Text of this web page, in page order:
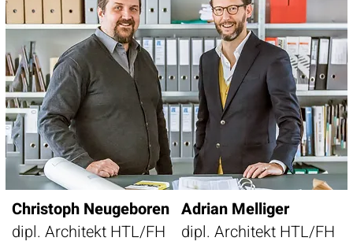
Christoph Neugeboren
dipl. Architekt HTL/FH
Adrian Melliger
dipl. Architekt HTL/FH